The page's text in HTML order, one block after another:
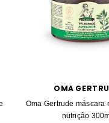
OMA
Oma Gertrude máscara
nutrição